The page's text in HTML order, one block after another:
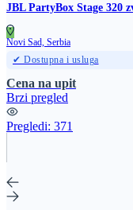
JBL PartyBox Stage 320
Novi Sad, Serbia
✔ Dostupna i usluga
Cena na upit
Brzi pregled
Pregledi: 371